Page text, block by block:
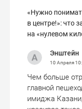
«Нужно
в центре!»: что
на «нулевом
Энштейн
10 Апреля
Чем больше
главной
имиджа